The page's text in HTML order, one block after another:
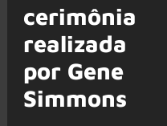
cerimônia
realizada
por Gene
Simmons